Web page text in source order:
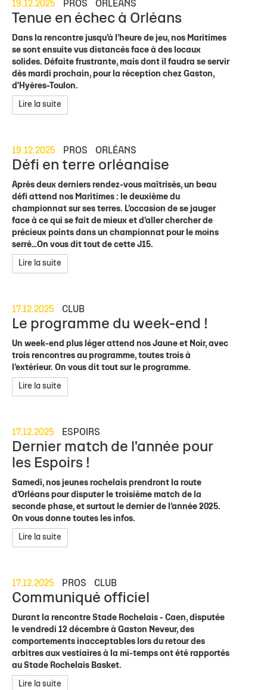
19.12.2025 PROS ORLÉANS
Tenue en échec à Orléans
Dans la rencontre jusqu’à l’heure de jeu, nos Maritimes
se sont ensuite vus distancés face à des locaux
solides. Défaite frustrante, mais dont il faudra se servir
dès mardi prochain, pour la réception chez Gaston,
d'Hyères-Toulon.
Lire la suite
19.12.2025 PROS ORLÉANS
Défi en terre orléanaise
Après deux derniers rendez-vous maîtrisés, un beau
défi attend nos Maritimes : le deuxième du
championnat sur ses terres. L’occasion de se jauger
face à ce qui se fait de mieux et d’aller chercher de
précieux points dans un championnat pour le moins
serré…On vous dit tout de cette J15.
Lire la suite
17.12.2025 CLUB
Le programme du week-end !
Un week-end plus léger attend nos Jaune et Noir, avec
trois rencontres au programme, toutes trois à
l’extérieur. On vous dit tout sur le programme.
Lire la suite
17.12.2025 ESPOIRS
Dernier match de l'année pour
les Espoirs !
Samedi, nos jeunes rochelais prendront la route
d’Orléans pour disputer le troisième match de la
seconde phase, et surtout le dernier de l’année 2025.
On vous donne toutes les infos.
Lire la suite
17.12.2025 PROS CLUB
Communiqué officiel
Durant la rencontre Stade Rochelais - Caen, disputée
le vendredi 12 décembre à Gaston Neveur, des
comportements inacceptables lors du retour des
arbitres aux vestiaires à la mi-temps ont été rapportés
au Stade Rochelais Basket.
Lire la suite